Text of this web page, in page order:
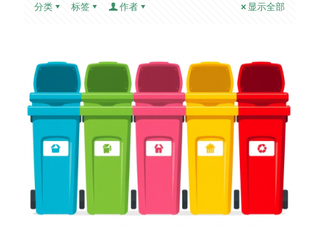
分类 标签 作者 显示全部